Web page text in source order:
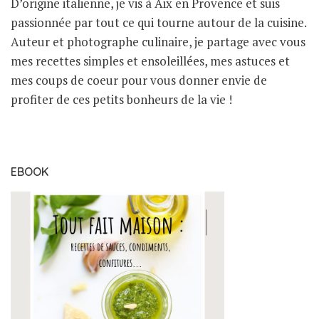
passionnée par tout ce qui tourne autour de la cuisine.
Auteur et photographe culinaire, je partage avec vous
mes recettes simples et ensoleillées, mes astuces et
mes coups de coeur pour vous donner envie de
profiter de ces petits bonheurs de la vie !
EBOOK